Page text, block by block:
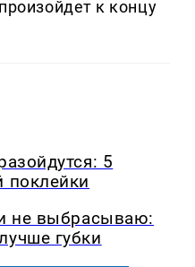
к концу
5
поклейки
не выбрасываю:
губки